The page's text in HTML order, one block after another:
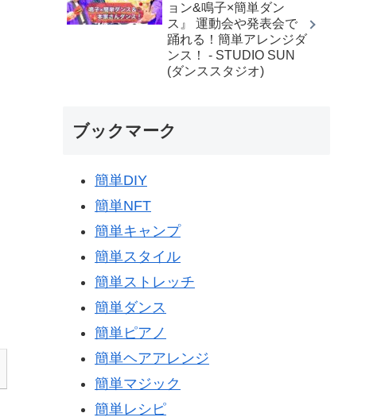
ョン&鳴子×簡単ダン
ス』 運動会や発表会で
踊れる！簡単アレンジダ
ンス！ - STUDIO SUN
(ダンススタジオ)
ブックマーク
簡単DIY
簡単NFT
簡単キャンプ
簡単スタイル
簡単ストレッチ
簡単ダンス
簡単ピアノ
簡単ヘアアレンジ
簡単マジック
簡単レシピ